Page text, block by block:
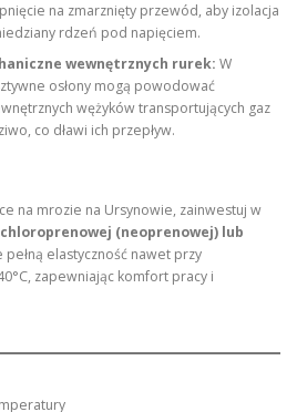
na zmarznięty przewód, aby izolacja
rdzeń pod napięciem.
wewnętrznych rurek: W
osłony mogą powodować
wężyków transportujących gaz
co dławi ich przepływ.
na mrozie na Ursynowie, zainwestuj w
(neoprenowej) lub
pełną elastyczność nawet przy
zapewniając komfort pracy i